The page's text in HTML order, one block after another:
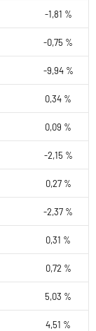
-1,81 %
-0,75 %
-9,94 %
0,34 %
0,09 %
-2,15 %
0,27 %
-2,37 %
0,31 %
0,72 %
5,03 %
4,51 %